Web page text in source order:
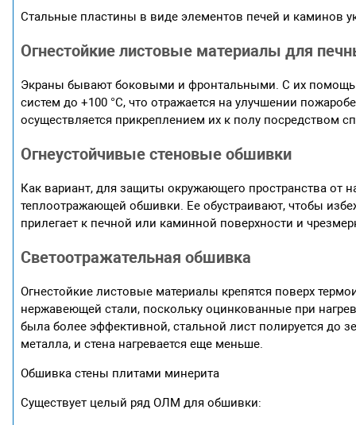
Стальные пластины в виде элементов печей и каминов
Огнестойкие листовые материалы для
Экраны бывают боковыми и фронтальными. С их
систем до +100 °С, что отражается на улучшении
осуществляется прикреплением их к полу посредством
Огнеустойчивые стеновые обшивки
Как вариант, для защиты окружающего пространства от
теплоотражающей обшивки. Ее обустраивают, чтобы
прилегает к печной или каминной поверхности и
Светоотражательная обшивка
Огнестойкие листовые материалы крепятся поверх
нержавеющей стали, поскольку оцинкованные при
была более эффективной, стальной лист полируется до
металла, и стена нагревается еще меньше.
Обшивка стены плитами минерита
Существует целый ряд ОЛМ для обшивки: